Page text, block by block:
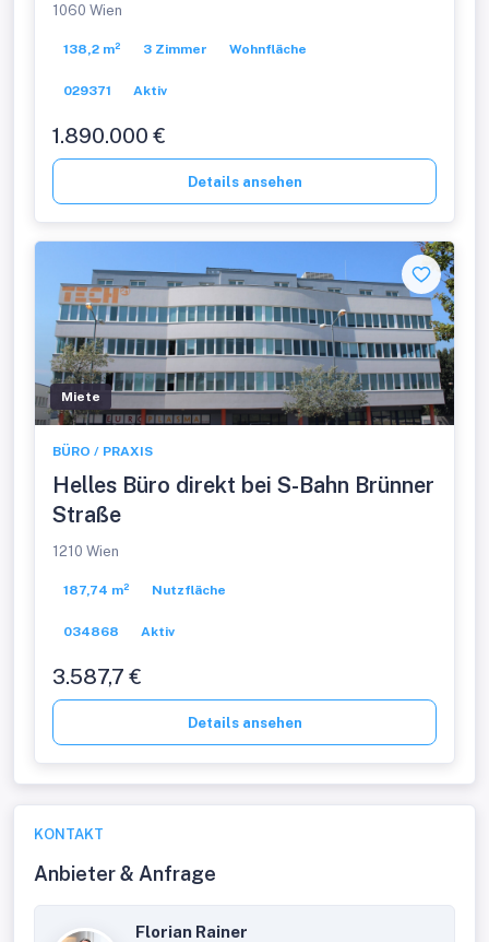
Möblierung
1060 Wien
138,2 m² 3 Zimmer Wohnfläche
029371 Aktiv
1.890.000 €
Details ansehen
Miete
BÜRO / PRAXIS
Helles Büro direkt bei S-Bahn Brünner
Straße
1210 Wien
187,74 m² Nutzfläche
034868 Aktiv
3.587,7 €
Details ansehen
KONTAKT
Anbieter & Anfrage
Florian Rainer